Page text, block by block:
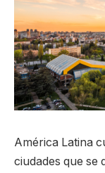
América Latina
ciudades que se